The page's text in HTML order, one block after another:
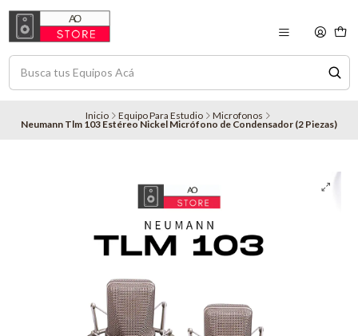
Inicio Equipo Para Estudio Microfonos
Neumann Tlm 103 Estéreo Nickel Micrófono de Condensador (2 Piezas)